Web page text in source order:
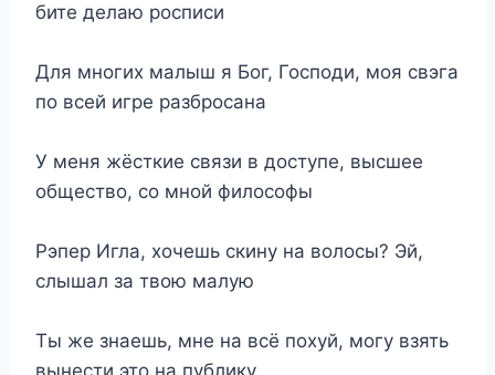
бите делаю росписи
Для многих малыш я Бог, Господи, моя свэга
по всей игре разбросана
У меня жёсткие связи в доступе, высшее
общество, со мной философы
Рэпер Игла, хочешь скину на волосы? Эй,
слышал за твою малую
Ты же знаешь, мне на всё похуй, могу взять